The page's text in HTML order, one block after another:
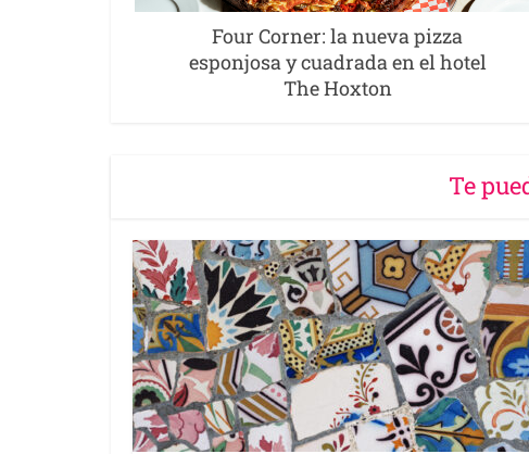
Four Corner: la nueva pizza
esponjosa y cuadrada en el hotel
The Hoxton
Te